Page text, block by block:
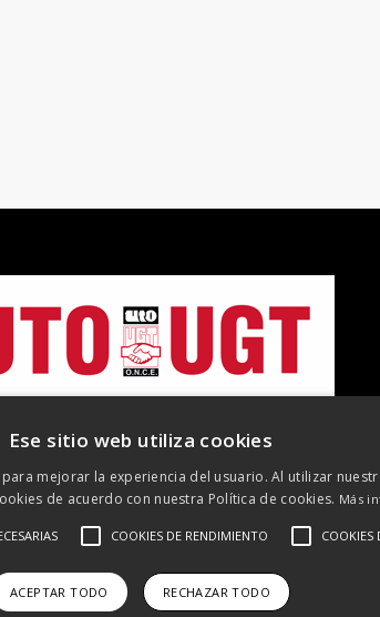
UTO-UGT. Todos los derechos reservados
de datos Política de cookies Política de
Ese sitio web utiliza cookies
mejorar la experiencia del usuario. Al utilizar
de acuerdo con nuestra Política de cookies. Más
COOKIES DE RENDIMIENTO COOKIES
ACEPTAR TODO RECHAZAR TODO